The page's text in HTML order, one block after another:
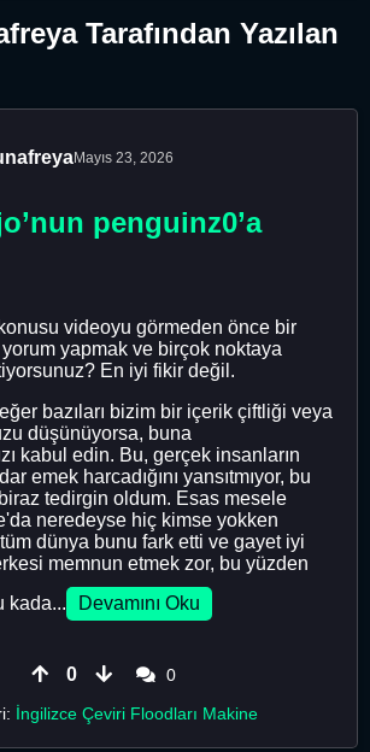
Tarafından Yazılan
Mayıs 23, 2026
penguinz0’a
videoyu görmeden önce bir
yapmak ve birçok noktaya
En iyi fikir değil.
bazıları bizim bir içerik çiftliği veya
düşünüyorsa, buna
kabul edin. Bu, gerçek insanların
emek harcadığını yansıtmıyor, bu
tedirgin oldum. Esas mesele
neredeyse hiç kimse yokken
dünya bunu fark etti ve gayet iyi
memnun etmek zor, bu yüzden
kada...
Devamını Oku
0
0
İngilizce Çeviri Floodları Makine